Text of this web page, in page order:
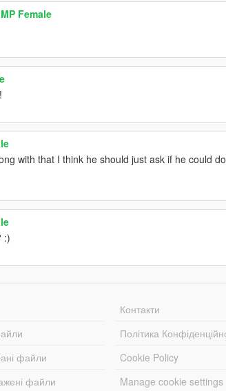
Female
with that I think he should just ask if he could
:)
файли
файли
Контакти
Політика
Cookie Policy
Manage cookie settings